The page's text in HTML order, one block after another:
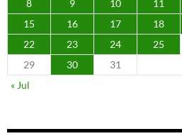
8
9 10 11
15
16 17 18
22
23 24 25
29
30
31
« Jul